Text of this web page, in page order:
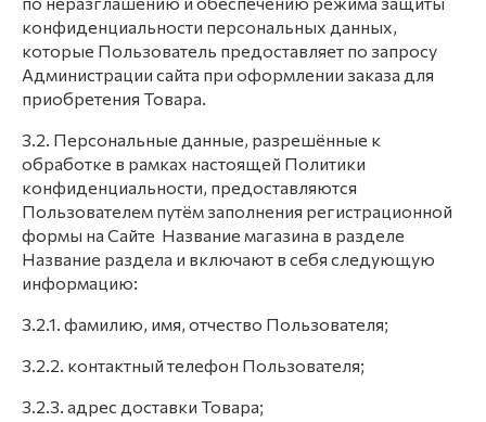
конфиденциальности персональных данных,
которые Пользователь предоставляет по запросу
Администрации сайта при оформлении заказа для
приобретения Товара.
3.2. Персональные данные, разрешённые к
обработке в рамках настоящей Политики
конфиденциальности, предоставляются
Пользователем путём заполнения регистрационной
формы на Сайте Название магазина в разделе
Название раздела и включают в себя следующую
информацию:
3.2.1. фамилию, имя, отчество Пользователя;
3.2.2. контактный телефон Пользователя;
3.2.3. адрес доставки Товара;